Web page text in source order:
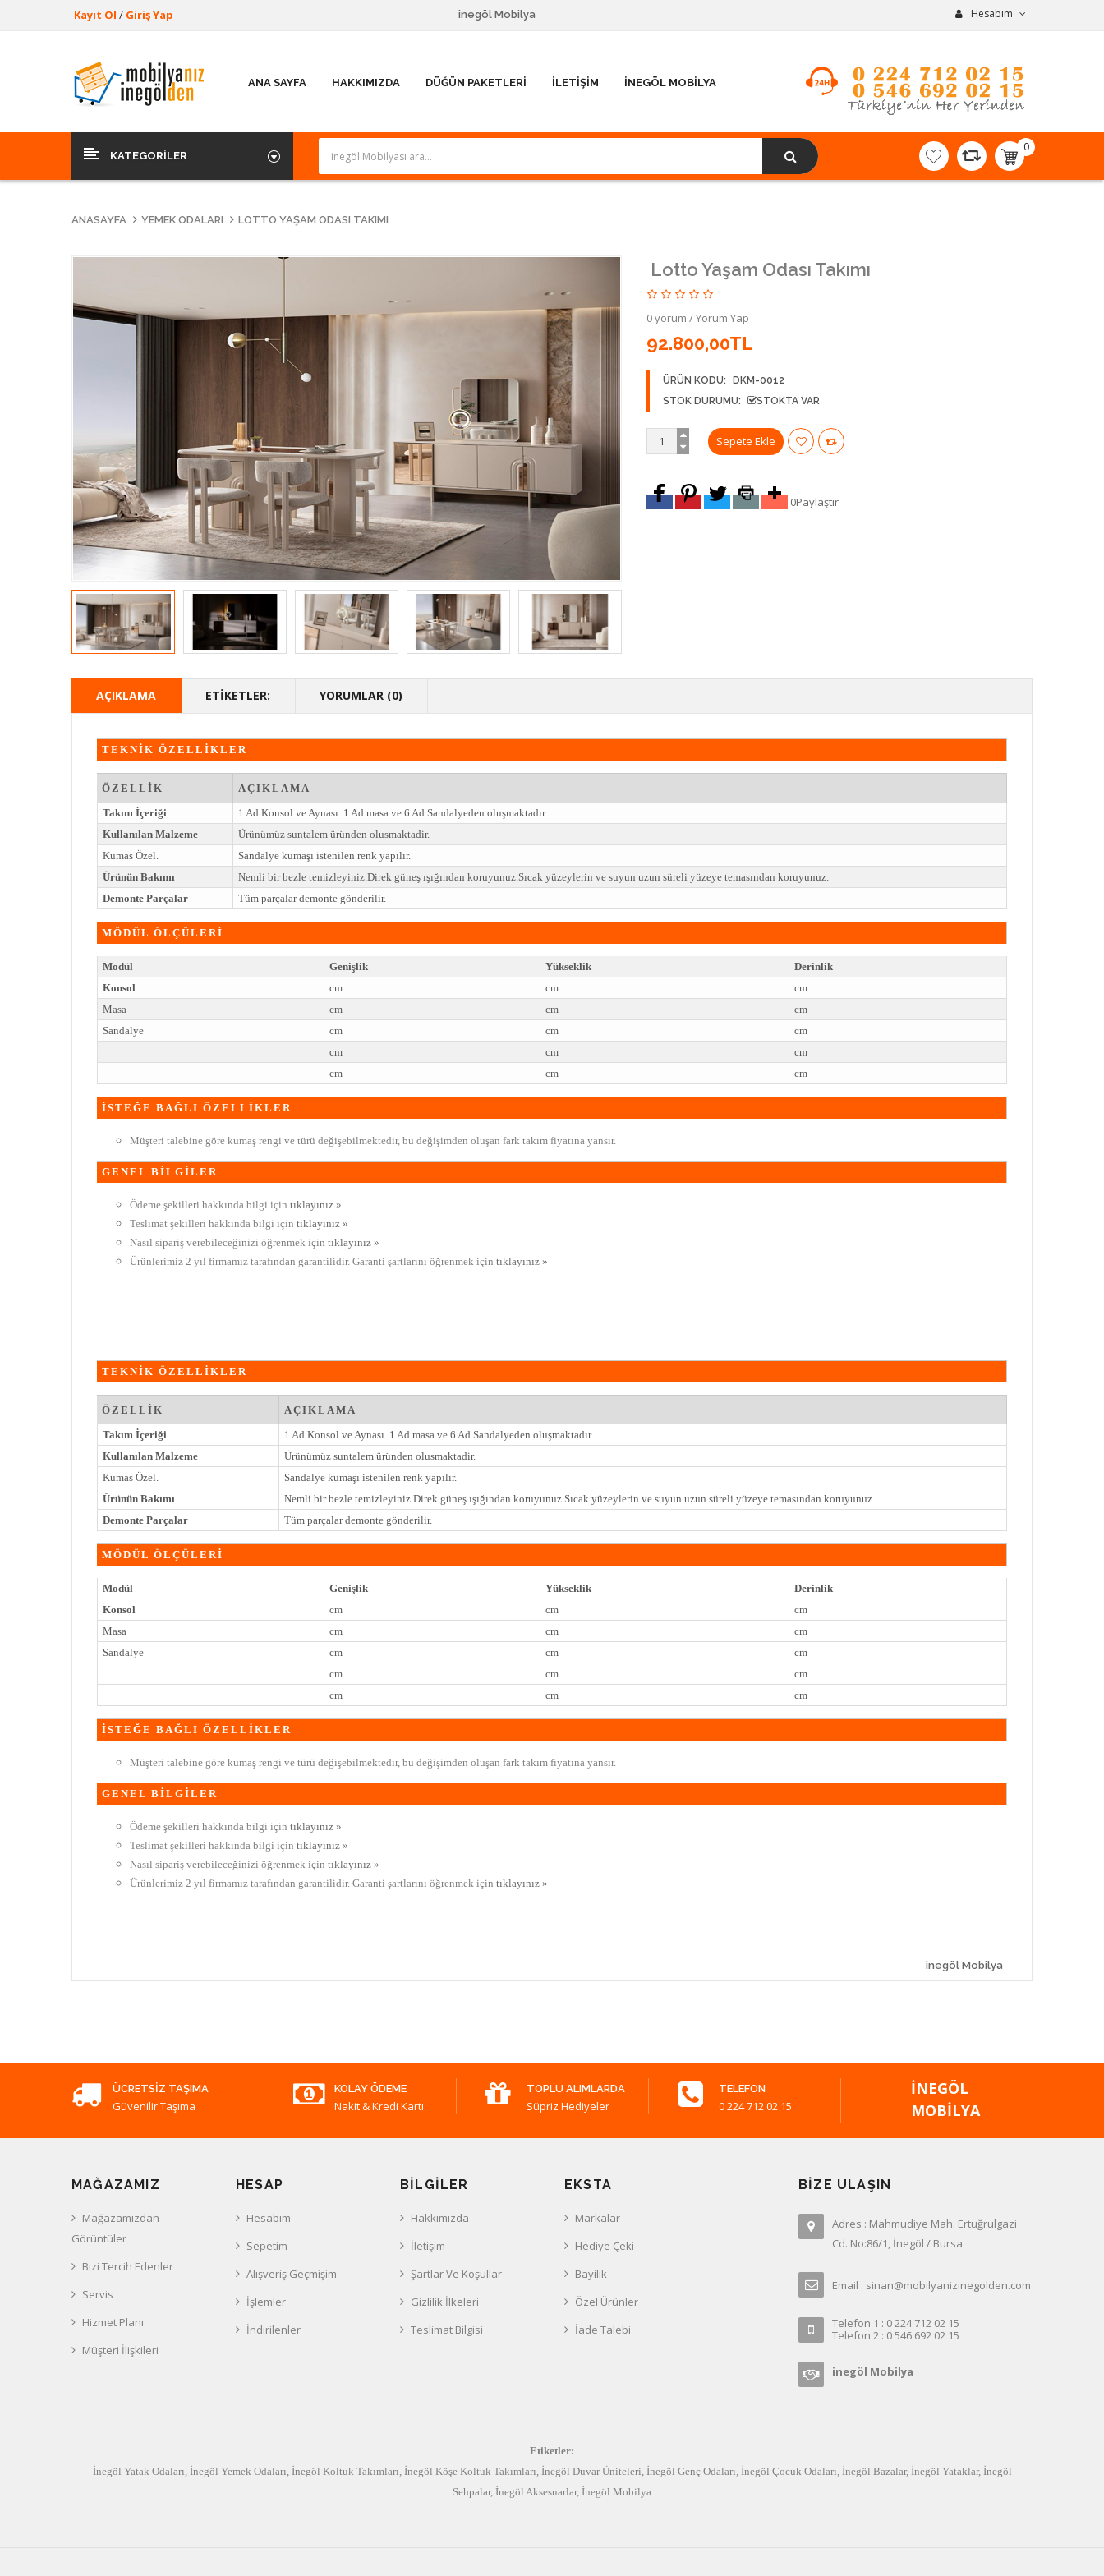
inegöl Mobilya
Kayıt Ol / Giriş Yap Hesabım
ANA SAYFA HAKKIMIZDA DÜĞÜN PAKETLERI İLETIŞIM İNEGÖL MOBILYA
KATEGORILER
0
item(s)
-
ANASAYFA YEMEK ODALARI LOTTO YAŞAM ODASI TAKIMI
Lotto Yaşam Odası Takımı
0 yorum /Yorum Yap
92.800,00TL
ÜRÜN KODU:
DKM-0012
STOK DURUMU:
STOKTA VAR
0Paylaştır
AÇIKLAMA ETIKETLER: YORUMLAR (0)
TEKNİK ÖZELLİKLER
ÖZELLİK
AÇIKLAMA
Takım İçeriği
1 Ad Konsol ve Aynası. 1 Ad masa ve 6 Ad Sandalyeden oluşmaktadır.
Kullanılan Malzeme
Ürünümüz suntalem üründen olusmaktadir.
Kumas Özel.
Sandalye kumaşı istenilen renk yapılır.
Ürünün Bakımı
Nemli bir bezle temizleyiniz.Direk güneş ışığından koruyunuz.Sıcak yüzeylerin ve suyun uzun süreli yüzeye temasından koruyunuz.
Demonte Parçalar
Tüm parçalar demonte gönderilir.
MÖDÜL ÖLÇÜLERİ
Modül Genişlik Yükseklik
Derinlik
Konsol
cm cm
cm
Masa
cm cm
cm
Sandalye
cm cm
cm
cm
cm
cm
cm
cm cm
İSTEĞE BAĞLI ÖZELLİKLER
Müşteri talebine göre kumaş rengi ve türü değişebilmektedir, bu değişimden oluşan fark takım fiyatına yansır.
GENEL BİLGİLER
Ödeme şekilleri hakkında bilgi için tıklayınız »
Teslimat şekilleri hakkında bilgi için tıklayınız »
Nasıl sipariş verebileceğinizi öğrenmek için tıklayınız »
Ürünlerimiz 2 yıl firmamız tarafından garantilidir. Garanti şartlarını öğrenmek için tıklayınız »
TEKNİK ÖZELLİKLER
ÖZELLİK
AÇIKLAMA
Takım İçeriği
1 Ad Konsol ve Aynası. 1 Ad masa ve 6 Ad Sandalyeden oluşmaktadır.
Kullanılan Malzeme
Ürünümüz suntalem üründen olusmaktadir.
Kumas Özel.
Sandalye kumaşı istenilen renk yapılır.
Ürünün Bakımı
Nemli bir bezle temizleyiniz.Direk güneş ışığından koruyunuz.Sıcak yüzeylerin ve suyun uzun süreli yüzeye temasından koruyunuz.
Demonte Parçalar
Tüm parçalar demonte gönderilir.
MÖDÜL ÖLÇÜLERİ
Modül Genişlik Yükseklik
Derinlik
Konsol
cm cm
cm
Masa
cm cm
cm
Sandalye
cm cm
cm
cm
cm
cm
cm
cm cm
İSTEĞE BAĞLI ÖZELLİKLER
Müşteri talebine göre kumaş rengi ve türü değişebilmektedir, bu değişimden oluşan fark takım fiyatına yansır.
GENEL BİLGİLER
Ödeme şekilleri hakkında bilgi için tıklayınız »
Teslimat şekilleri hakkında bilgi için tıklayınız »
Nasıl sipariş verebileceğinizi öğrenmek için tıklayınız »
Ürünlerimiz 2 yıl firmamız tarafından garantilidir. Garanti şartlarını öğrenmek için tıklayınız »
inegöl Mobilya
ÜCRETSIZ TAŞIMA
Güvenilir Taşıma
KOLAY ÖDEME
Nakit & Kredi Kartı
TOPLU ALIMLARDA
Süpriz Hediyeler
TELEFON
0 224 712 02 15
İNEGÖL
MOBILYA
MAĞAZAMIZ
Mağazamızdan
Görüntüler
Bizi Tercih Edenler
Servis
Hizmet Planı
Müşteri İlişkileri
HESAP
Hesabım
Sepetim
Alışveriş Geçmişim
İşlemler
İndirilenler
BILGILER
Hakkımızda
İletişim
Şartlar Ve Koşullar
Gizlilik İlkeleri
Teslimat Bilgisi
EKSTA
Markalar
Hediye Çeki
Bayilik
Özel Ürünler
İade Talebi
BIZE ULAŞIN
Adres : Mahmudiye Mah. Ertuğrulgazi
Cd. No:86/1, İnegöl / Bursa
Email : sinan@mobilyanizinegolden.com
Telefon 1 : 0 224 712 02 15
Telefon 2 : 0 546 692 02 15
inegöl Mobilya
Etiketler:
İnegöl Yatak Odaları İnegöl Yemek Odaları İnegöl Koltuk Takımları İnegöl Köşe Koltuk Takımları İnegöl Duvar Üniteleri İnegöl Genç Odaları İnegöl Çocuk Odaları İnegöl Bazalar, İnegöl Yataklar, İnegöl
Sehpalar, İnegöl Aksesuarlar, İnegöl Mobilya